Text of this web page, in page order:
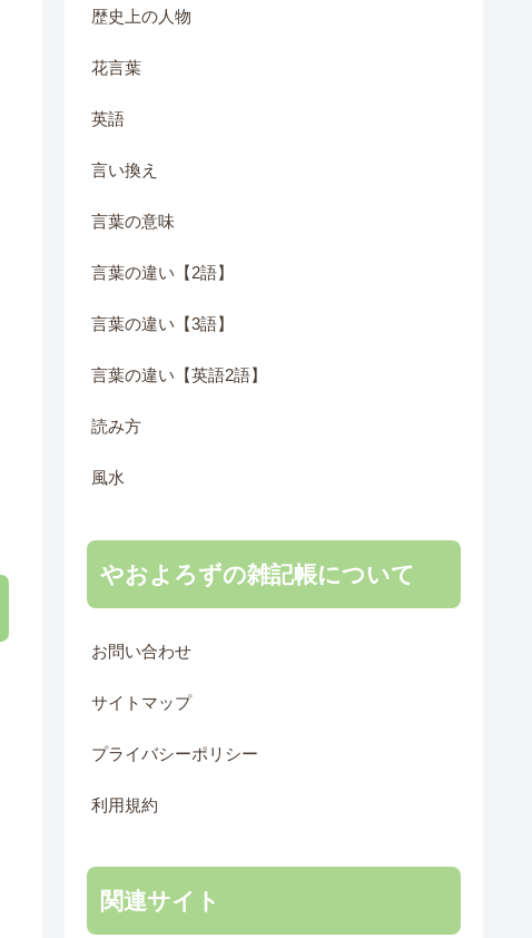
歴史上の人物
花言葉
英語
言い換え
言葉の意味
言葉の違い【2語】
言葉の違い【3語】
言葉の違い【英語2語】
読み方
風水
やおよろずの雑記帳について
お問い合わせ
サイトマップ
プライバシーポリシー
利用規約
関連サイト